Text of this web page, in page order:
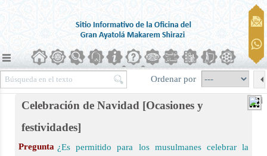
Ordenar por
Celebración de Navidad [Ocasiones y
festividades]
Pregunta ¿Es permitido para los musulmanes celebrar la